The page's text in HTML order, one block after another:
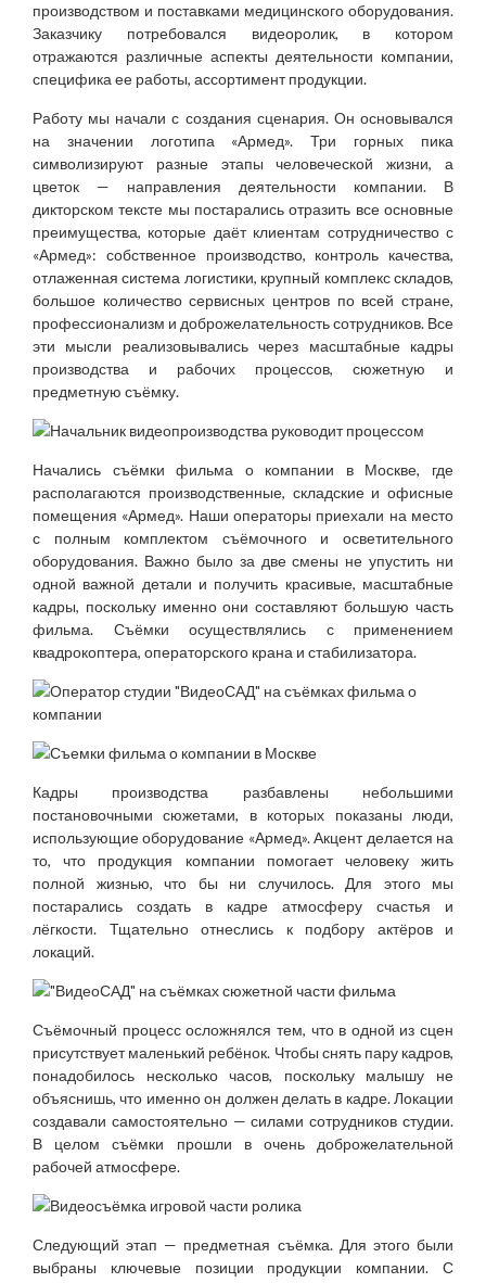
производством и поставками медицинского оборудования.
Заказчику потребовался видеоролик, в котором
отражаются различные аспекты деятельности компании,
специфика ее работы, ассортимент продукции.
Работу мы начали с создания сценария. Он основывался
на значении логотипа «Армед». Три горных пика
символизируют разные этапы человеческой жизни, а
цветок — направления деятельности компании. В
дикторском тексте мы постарались отразить все основные
преимущества, которые даёт клиентам сотрудничество с
«Армед»: собственное производство, контроль качества,
отлаженная система логистики, крупный комплекс складов,
большое количество сервисных центров по всей стране,
профессионализм и доброжелательность сотрудников. Все
эти мысли реализовывались через масштабные кадры
производства и рабочих процессов, сюжетную и
предметную съёмку.
Начались съёмки фильма о компании в Москве, где
располагаются производственные, складские и офисные
помещения «Армед». Наши операторы приехали на место
с полным комплектом съёмочного и осветительного
оборудования. Важно было за две смены не упустить ни
одной важной детали и получить красивые, масштабные
кадры, поскольку именно они составляют большую часть
фильма. Съёмки осуществлялись с применением
квадрокоптера, операторского крана и стабилизатора.
Кадры производства разбавлены небольшими
постановочными сюжетами, в которых показаны люди,
использующие оборудование «Армед». Акцент делается на
то, что продукция компании помогает человеку жить
полной жизнью, что бы ни случилось. Для этого мы
постарались создать в кадре атмосферу счастья и
лёгкости. Тщательно отнеслись к подбору актёров и
локаций.
Съёмочный процесс осложнялся тем, что в одной из сцен
присутствует маленький ребёнок. Чтобы снять пару кадров,
понадобилось несколько часов, поскольку малышу не
объяснишь, что именно он должен делать в кадре. Локации
создавали самостоятельно — силами сотрудников студии.
В целом съёмки прошли в очень доброжелательной
рабочей атмосфере.
Следующий этап — предметная съёмка. Для этого были
выбраны ключевые позиции продукции компании. С